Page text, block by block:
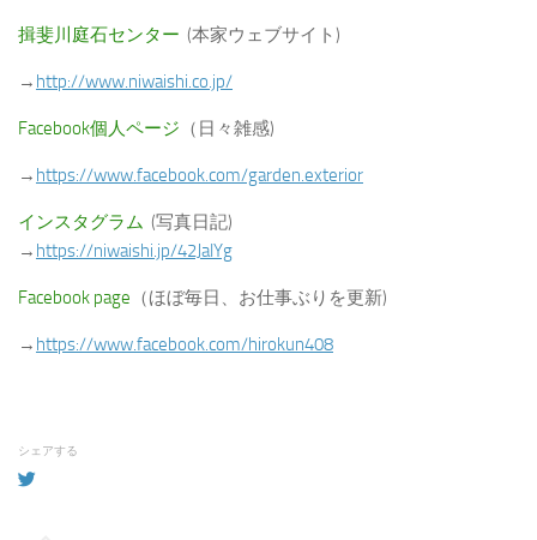
揖斐川庭石センター (本家ウェブサイト)
→ http://www.niwaishi.co.jp/
Facebook個人ページ （日々雑感)
→ https://www.facebook.com/garden.exterior
インスタグラム (写真日記)
→ https://niwaishi.jp/42JalYg
Facebook page （ほぼ毎日、お仕事ぶりを更新)
→ https://www.facebook.com/hirokun408
シェアする